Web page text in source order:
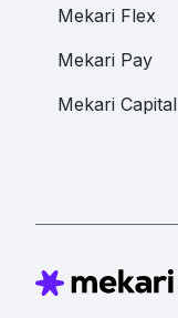
Mekari Flex
Mekari Pay
Mekari Capital